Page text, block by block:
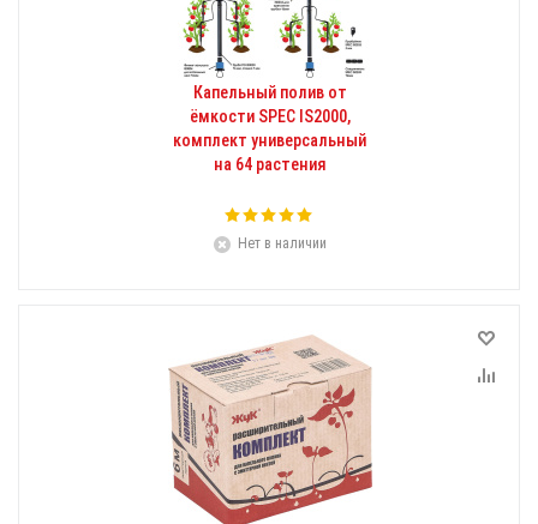
Капельный полив от
ёмкости SPEC IS2000,
комплект универсальный
на 64 растения
Нет в наличии